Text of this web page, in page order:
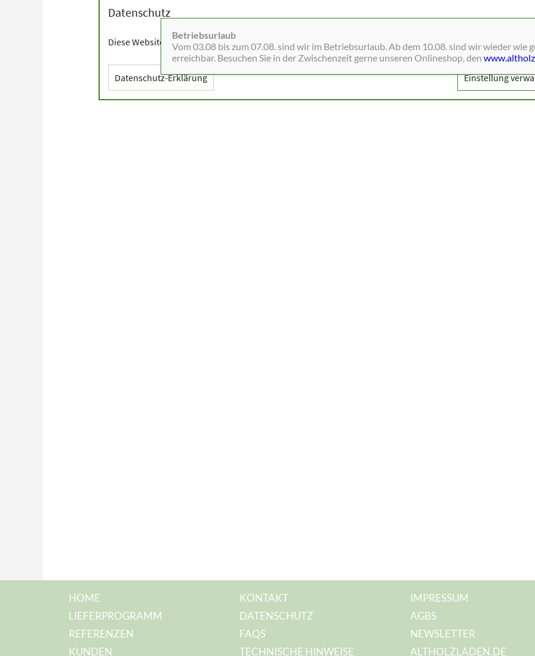
HOME
LIEFERPROGRAMM
REFERENZEN
KUNDEN
KONTAKT
DATENSCHUTZ
FAQS
TECHNISCHE HINWEISE
IMPRESSUM
AGBS
NEWSLETTER
ALTHOLZLADEN.DE
Betriebsurlaub
Vom 03.08 bis zum 07.08. sind wir im Betriebsurlaub. Ab dem 10.08. sind wir wieder wie
erreichbar. Besuchen Sie in der Zwischenzeit gerne unseren Onlineshop, den
Datenschutz
Diese Website setzt Cookies sowie externe Dienste wie Schriften, Blätterkataloge, Social-Media und
Datenschutz-Erklärung Einstellung